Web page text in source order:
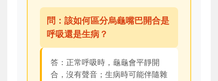
問：該如何區分烏龜嘴巴開合是
呼吸還是生病？
答：正常呼吸時，龜龜會平靜開
合，沒有聲音；生病時可能伴隨雜